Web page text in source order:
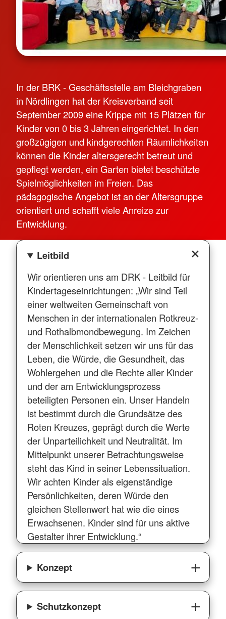
In der BRK - Geschäftsstelle am Bleichgraben
in Nördlingen hat der Kreisverband seit
September 2009 eine Krippe mit 15 Plätzen für
Kinder von 0 bis 3 Jahren eingerichtet. In den
großzügigen und kindgerechten Räumlichkeiten
können die Kinder altersgerecht betreut und
gepflegt werden, ein Garten bietet beschützte
Spielmöglichkeiten im Freien. Das
pädagogische Angebot ist an der Altersgruppe
orientiert und schafft viele Anreize zur
Entwicklung.
Leitbild
Wir orientieren uns am DRK - Leitbild für
Kindertageseinrichtungen: „Wir sind Teil
einer weltweiten Gemeinschaft von
Menschen in der internationalen Rotkreuz-
und Rothalbmondbewegung. Im Zeichen
der Menschlichkeit setzen wir uns für das
Leben, die Würde, die Gesundheit, das
Wohlergehen und die Rechte aller Kinder
und der am Entwicklungsprozess
beteiligten Personen ein. Unser Handeln
ist bestimmt durch die Grundsätze des
Roten Kreuzes, geprägt durch die Werte
der Unparteilichkeit und Neutralität. Im
Mittelpunkt unserer Betrachtungsweise
steht das Kind in seiner Lebenssituation.
Wir achten Kinder als eigenständige
Persönlichkeiten, deren Würde den
gleichen Stellenwert hat wie die eines
Erwachsenen. Kinder sind für uns aktive
Gestalter ihrer Entwicklung.“
Konzept
Schutzkonzept